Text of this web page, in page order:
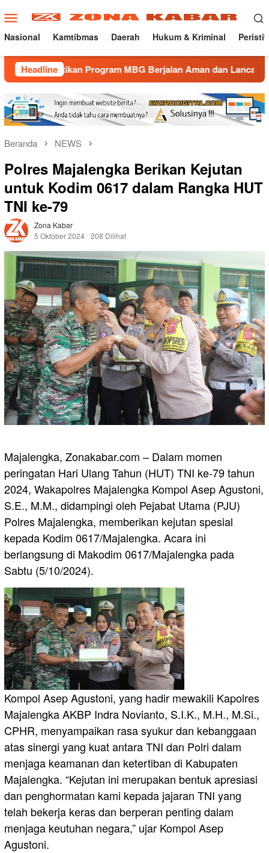
ke
konten
Menu
Mobile
Nasional Kamtibmas Daerah Hukum & Kriminal
Headline
Program MBG Berjalan Aman dan Lancar Gatur Lalin
Beranda NEWS
Polres Majalengka Berikan Kejutan
untuk Kodim 0617 dalam Rangka HUT
TNI ke-79
Zona Kabar
5 Oktober 2024 208 Dilihat
Majalengka, Zonakabar.com – Dalam momen
peringatan Hari Ulang Tahun (HUT) TNI ke-79 tahun
2024, Wakapolres Majalengka Kompol Asep Agustoni,
S.E., M.M., didampingi oleh Pejabat Utama (PJU)
Polres Majalengka, memberikan kejutan spesial
kepada Kodim 0617/Majalengka. Acara ini
berlangsung di Makodim 0617/Majalengka pada
Sabtu (5/10/2024).
Kompol Asep Agustoni, yang hadir mewakili Kapolres
Majalengka AKBP Indra Novianto, S.I.K., M.H., M.Si.,
CPHR, menyampaikan rasa syukur dan kebanggaan
atas sinergi yang kuat antara TNI dan Polri dalam
menjaga keamanan dan ketertiban di Kabupaten
Majalengka. “Kejutan ini merupakan bentuk apresiasi
dan penghormatan kami kepada jajaran TNI yang
telah bekerja keras dan berperan penting dalam
menjaga keutuhan negara,” ujar Kompol Asep
Agustoni.